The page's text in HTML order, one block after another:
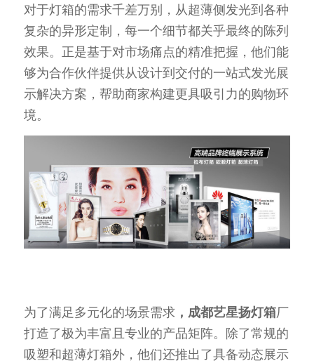
对于灯箱的需求千差万别，从超薄侧发光到各种
复杂的异形定制，每一个细节都关乎最终的陈列
效果。正是基于对市场痛点的精准把握，他们能
够为合作伙伴提供从设计到交付的一站式发光展
示解决方案，帮助商家构建更具吸引力的购物环
境。
为了满足多元化的场景需求 ，成都艺星扬灯箱厂
打造了极为丰富且专业的产品矩阵。除了常规的
吸塑和超薄灯箱外，他们还推出了具备动态展示